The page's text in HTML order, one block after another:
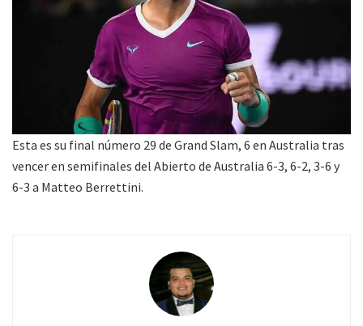
Esta es su final número 29 de Grand Slam, 6 en Australia tras
vencer en semifinales del Abierto de Australia 6-3, 6-2, 3-6 y
6-3 a Matteo Berrettini.